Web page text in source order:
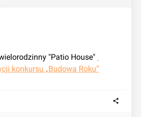
konkursu „Budowa Roku”